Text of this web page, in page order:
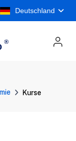
Deutschland
Kurse